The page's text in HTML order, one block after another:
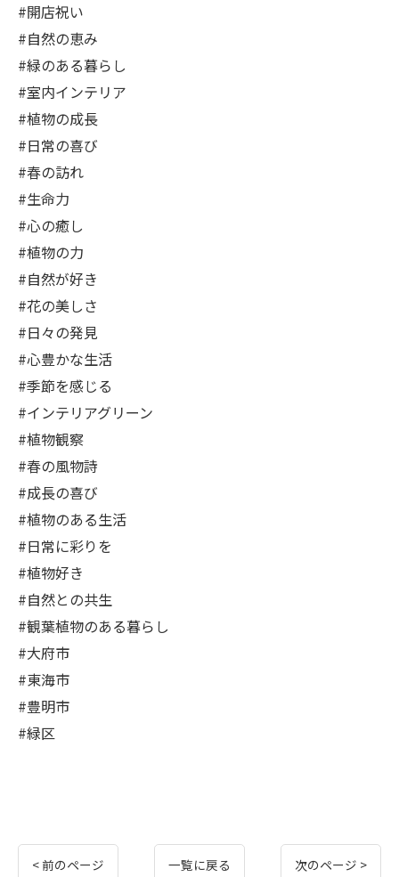
#開店祝い
#自然の恵み
#緑のある暮らし
#室内インテリア
#植物の成長
#日常の喜び
#春の訪れ
#生命力
#心の癒し
#植物の力
#自然が好き
#花の美しさ
#日々の発見
#心豊かな生活
#季節を感じる
#インテリアグリーン
#植物観察
#春の風物詩
#成長の喜び
#植物のある生活
#日常に彩りを
#植物好き
#自然との共生
#観葉植物のある暮らし
#大府市
#東海市
#豊明市
#緑区
< 前のページ 一覧に戻る 次のページ >